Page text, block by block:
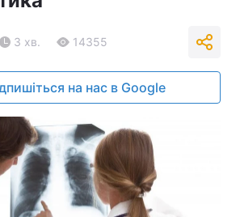
3 хв. 14355
на нас в Google